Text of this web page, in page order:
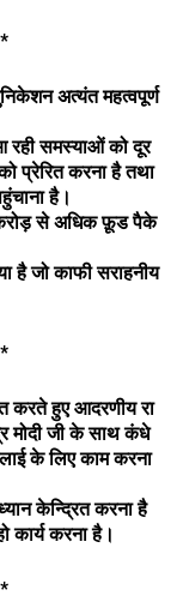
अत्यंत महत्वपूर्ण
रही समस्याओं को दूर
प्रेरित करना है तथा
है।
से अधिक फ़ूड पैके
है जो काफी सराहनीय
करते हुए आदरणीय रा
मोदी जी के साथ कंधे
के लिए काम करना
केन्द्रित करना है
कार्य करना है।